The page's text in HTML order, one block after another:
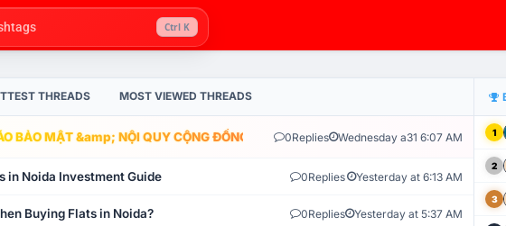
Ctrl K
THREADS MOST VIEWED THREADS
BẢO MẬT &amp; NỘI QUY CỘNG ĐỒNG VLIKE.VN: HỆ THỐNG GIÁM SÁT TỰ
0Replies Wednesday a31 6:07 AM
in Noida Investment Guide 0Replies Yesterday at 6:13 AM
Buying Flats in Noida? 0Replies Yesterday at 5:37 AM
1
2
3